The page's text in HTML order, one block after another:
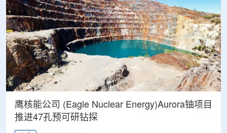
鹰核能公司 (Eagle Nuclear Energy)Aurora铀项目
推进47孔预可研钻探